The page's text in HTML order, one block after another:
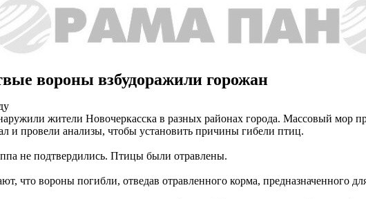
вороны взбудоражили горожан
жители Новочеркасска в разных районах города. Массовый мор
и провели анализы, чтобы установить причины гибели птиц.
не подтвердились. Птицы были отравлены.
что вороны погибли, отведав отравленного корма, предназначенного